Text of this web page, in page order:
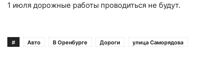
1 июля дорожные работы проводиться не будут.
# Авто В Оренбурге Дороги улица Саморядова